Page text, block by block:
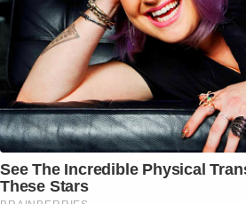
See The Incredible Physical
These Stars